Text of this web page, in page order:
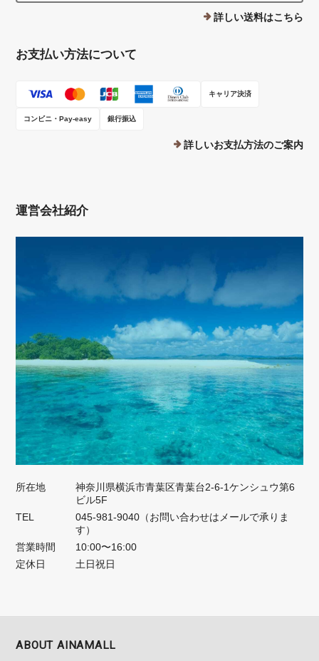
詳しい送料はこちら
お支払い方法について
キャリア決済
コンビニ・Pay-easy 銀行振込
詳しいお支払方法のご案内
運営会社紹介
所在地
神奈川県横浜市青葉区青葉台2-6-1ケンシュウ第6
ビル5F
TEL
045-981-9040（お問い合わせはメールで承りま
す）
営業時間
10:00〜16:00
定休日
土日祝日
ABOUT AINAMALL